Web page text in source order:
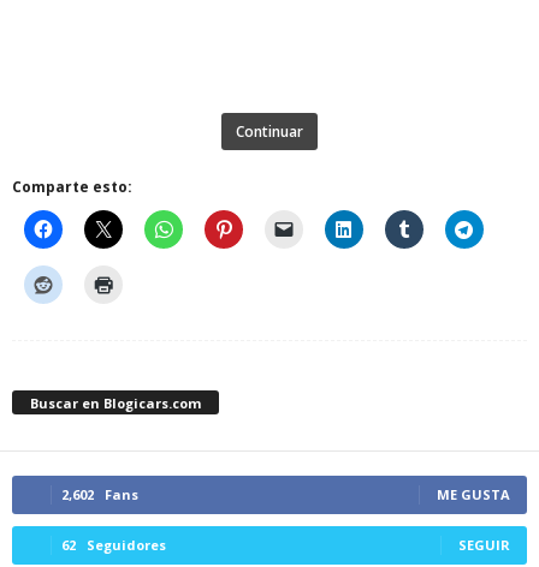
Continuar
Comparte esto:
Buscar en Blogicars.com
2,602 Fans ME GUSTA
62 Seguidores SEGUIR